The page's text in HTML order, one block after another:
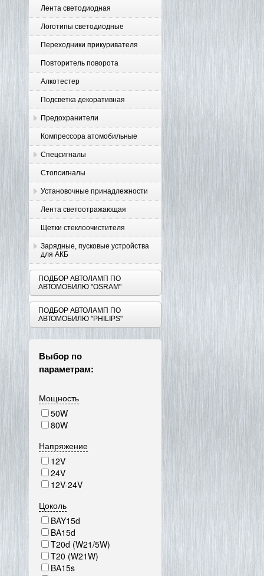
Лента светодиодная
Логотипы светодиодные
Переходники прикуривателя
Повторитель поворота
Алкотестер
Подсветка декоративная
Предохранители
Компрессора атомобильные
Спецсигналы
Стопсигналы
Установочные принадлежности
Лента светоотражающая
Щетки стеклоочистителя
Зарядные, пусковые устройства
для АКБ
ПОДБОР АВТОЛАМП ПО
АВТОМОБИЛЮ "OSRAM"
ПОДБОР АВТОЛАМП ПО
АВТОМОБИЛЮ "PHILIPS"
Выбор по
параметрам:
Мощность
50W
80W
Напряжение
12V
24V
12V-24V
Цоколь
BAY15d
BA15d
T20d (W21/5W)
T20 (W21W)
BA15s